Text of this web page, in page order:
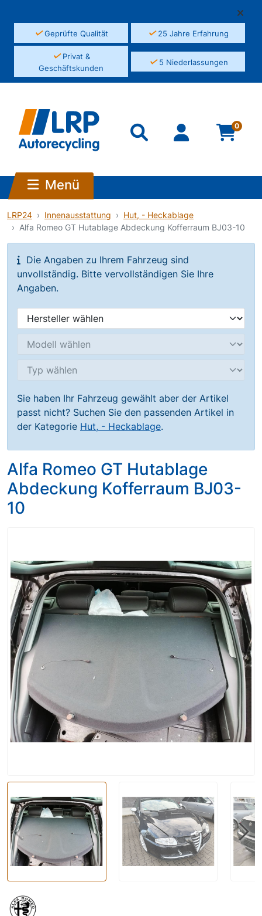
✓Geprüfte Qualität ✓25 Jahre Erfahrung
✓Privat &
Geschäftskunden
✓5 Niederlassungen
0
Menü
LRP24 Innenausstattung
Hut, - Heckablage
Alfa Romeo GT Hutablage Abdeckung Kofferraum BJ03-10
Die Angaben zu Ihrem Fahrzeug sind
unvollständig. Bitte vervollständigen Sie Ihre
Angaben.
Sie haben Ihr Fahrzeug gewählt aber der Artikel
passt nicht? Suchen Sie den passenden Artikel in
der Kategorie Hut, - Heckablage.
Alfa Romeo GT Hutablage
Abdeckung Kofferraum BJ03-
10